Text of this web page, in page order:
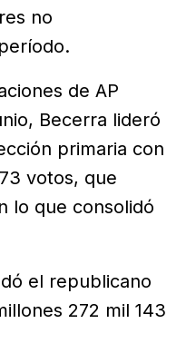
no
de AP
Becerra lideró
primaria con
votos, que
lo que consolidó
el republicano
272 mil 143